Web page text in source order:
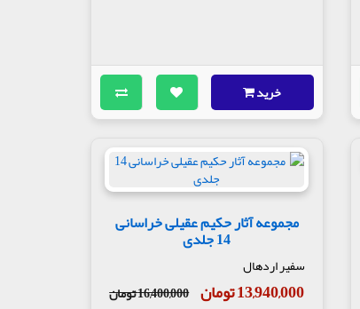
خرید
مجموعه آثار حکیم عقیلی خراسانی
14 جلدی
سفیر اردهال
13,940,000 تومان 16,400,000 تومان